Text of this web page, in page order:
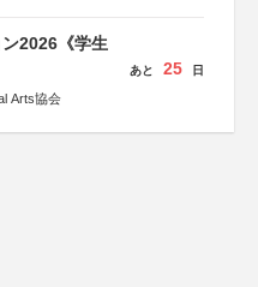
2026《学生
Arts協会
あと 25 日